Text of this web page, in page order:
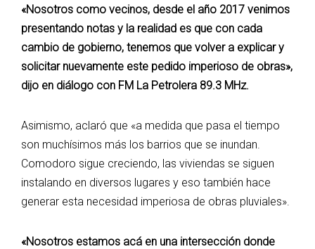
«Nosotros como vecinos, desde el año 2017 venimos
presentando notas y la realidad es que con cada
cambio de gobierno, tenemos que volver a explicar y
solicitar nuevamente este pedido imperioso de obras»,
dijo en diálogo con FM La Petrolera 89.3 MHz.
Asimismo, aclaró que «a medida que pasa el tiempo
son muchísimos más los barrios que se inundan.
Comodoro sigue creciendo, las viviendas se siguen
instalando en diversos lugares y eso también hace
generar esta necesidad imperiosa de obras pluviales».
«Nosotros estamos acá en una intersección donde